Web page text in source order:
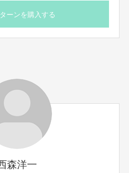
料で交換させていただきます。到着日から
絡ください。それ以上経過しますと返品
す。※サポーターのご都合によるキャンセ
。
森洋一
応しておりません。
ーンを購入する